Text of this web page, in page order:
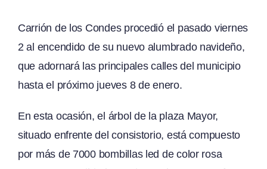
Carrión de los Condes procedió el pasado viernes
2 al encendido de su nuevo alumbrado navideño,
que adornará las principales calles del municipio
hasta el próximo jueves 8 de enero.
En esta ocasión, el árbol de la plaza Mayor,
situado enfrente del consistorio, está compuesto
por más de 7000 bombillas led de color rosa